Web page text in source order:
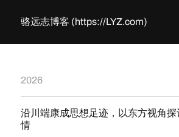
骆远志博客 (https://LYZ.com)
2026
沿川端康成思想足迹，以东方视角探
情